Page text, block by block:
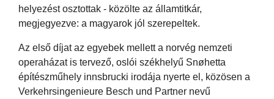
helyezést osztottak - közölte az államtitkár,
megjegyezve: a magyarok jól szerepeltek.
Az első díjat az egyebek mellett a norvég nemzeti
operaházat is tervező, oslói székhelyű Snøhetta
építészműhely innsbrucki irodája nyerte el, közösen a
Verkehrsingenieure Besch und Partner nevű